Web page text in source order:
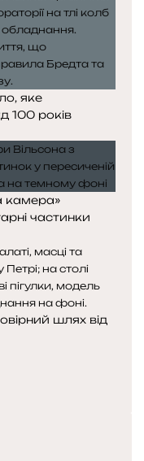
яке
100 років
камера»
частинки
шлях від